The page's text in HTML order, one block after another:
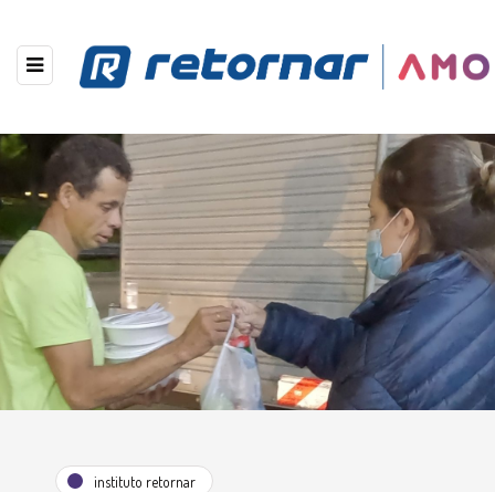
instituto retornar